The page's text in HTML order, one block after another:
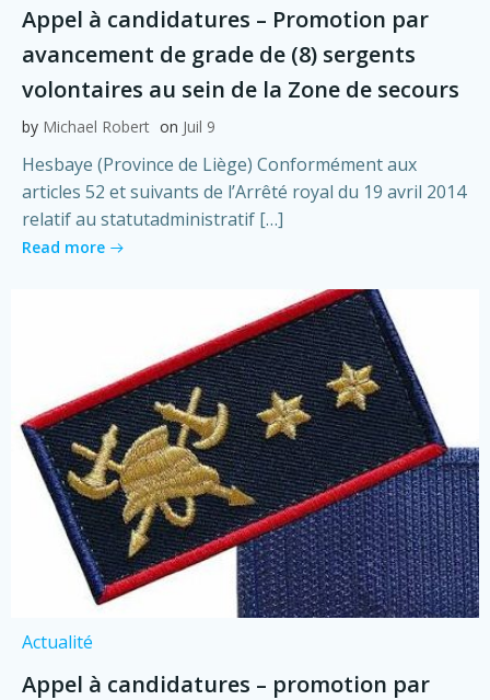
Appel à candidatures – Promotion par
avancement de grade de (8) sergents
volontaires au sein de la Zone de secours
by Michael Robert on Juil 9
Hesbaye (Province de Liège) Conformément aux
articles 52 et suivants de l’Arrêté royal du 19 avril 2014
relatif au statutadministratif […]
Read more
Actualité
Appel à candidatures – promotion par